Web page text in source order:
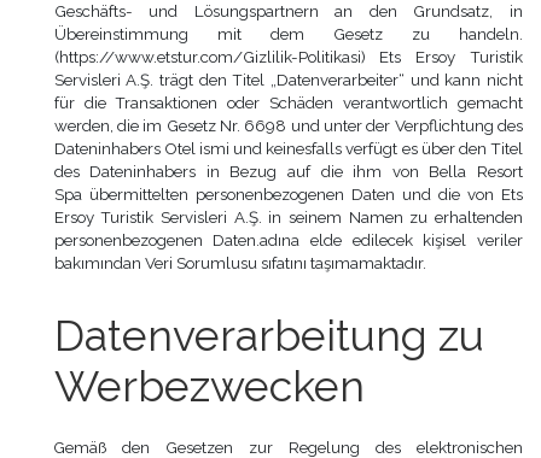
Geschäfts- und Lösungspartnern an den Grundsatz, in
Übereinstimmung mit dem Gesetz zu handeln.
(https://www.etstur.com/Gizlilik-Politikasi) Ets Ersoy Turistik
Servisleri A.Ş. trägt den Titel „Datenverarbeiter“ und kann nicht
für die Transaktionen oder Schäden verantwortlich gemacht
werden, die im Gesetz Nr. 6698 und unter der Verpflichtung des
Dateninhabers Otel ismi und keinesfalls verfügt es über den Titel
des Dateninhabers in Bezug auf die ihm von Bella Resort
Spa übermittelten personenbezogenen Daten und die von Ets
Ersoy Turistik Servisleri A.Ş. in seinem Namen zu erhaltenden
personenbezogenen Daten.adına elde edilecek kişisel veriler
bakımından Veri Sorumlusu sıfatını taşımamaktadır.
Datenverarbeitung zu
Werbezwecken
Gemäß den Gesetzen zur Regelung des elektronischen